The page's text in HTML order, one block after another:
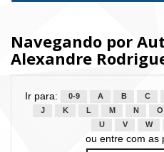
Navegando por
Alexandre
Ir para: 0-9 A B C
J
K L M N O
U
V W
ou entre com as